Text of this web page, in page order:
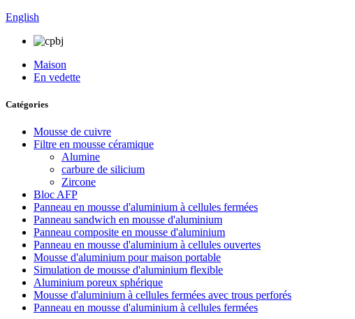
English
Maison
En vedette
Catégories
Mousse de cuivre
Filtre en mousse céramique
Alumine
carbure de silicium
Zircone
Bloc AFP
Panneau en mousse d'aluminium à cellules fermées
Panneau sandwich en mousse d'aluminium
Panneau composite en mousse d'aluminium
Panneau en mousse d'aluminium à cellules ouvertes
Mousse d'aluminium pour maison portable
Simulation de mousse d'aluminium flexible
Aluminium poreux sphérique
Mousse d'aluminium à cellules fermées avec trous perforés
Panneau en mousse d'aluminium à cellules fermées